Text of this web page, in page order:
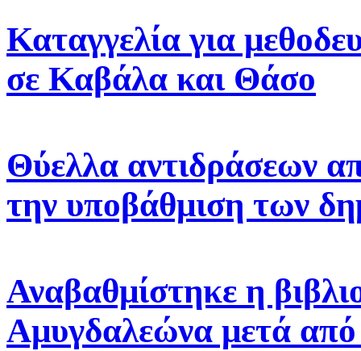
Καταγγελία για
σε Καβάλα και Θάσο
Θύελλα αντιδράσεων
την υποβάθμιση των
Αναβαθμίστηκε η
Αμυγδαλεώνα μετά